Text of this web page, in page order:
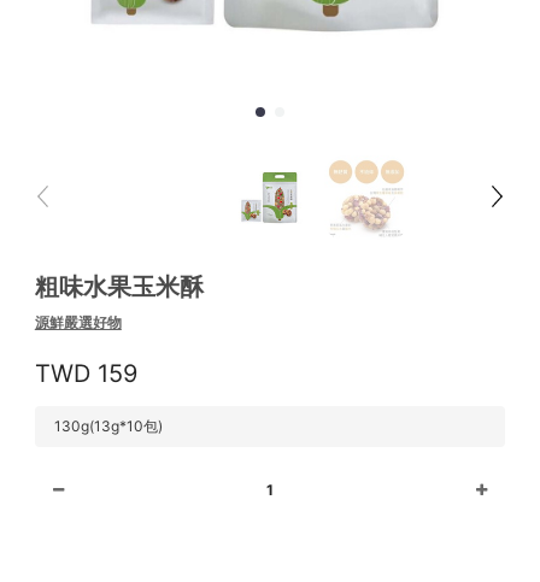
粗味水果玉米酥
源鮮嚴選好物
159
130g(13g*10包)
1